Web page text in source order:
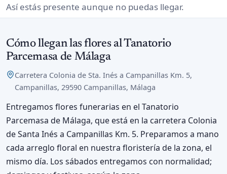
Así estás presente aunque no puedas llegar.
Cómo llegan las flores al Tanatorio
Parcemasa de Málaga
Carretera Colonia de Sta. Inés a Campanillas Km. 5,
Campanillas, 29590 Campanillas, Málaga
Entregamos flores funerarias en el Tanatorio
Parcemasa de Málaga, que está en la carretera Colonia
de Santa Inés a Campanillas Km. 5. Preparamos a mano
cada arreglo floral en nuestra floristería de la zona, el
mismo día. Los sábados entregamos con normalidad;